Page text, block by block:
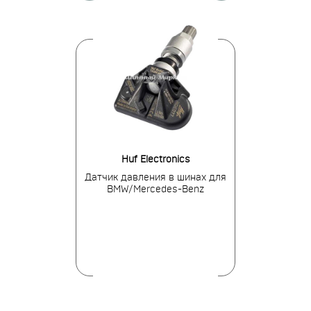
Huf Electronics
Датчик давления в шинах для
BMW/Mercedes-Benz